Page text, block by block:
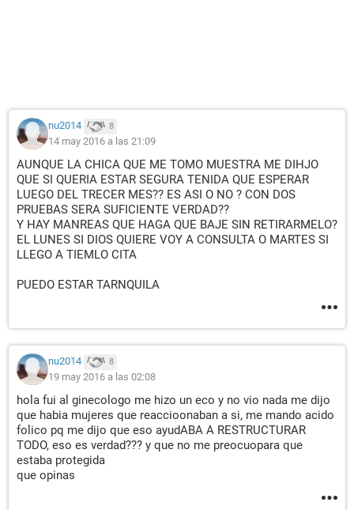
nu2014 8
14 may 2016 a las 21:09
AUNQUE LA CHICA QUE ME TOMO MUESTRA ME DIHJO
QUE SI QUERIA ESTAR SEGURA TENIDA QUE ESPERAR
LUEGO DEL TRECER MES?? ES ASI O NO ? CON DOS
PRUEBAS SERA SUFICIENTE VERDAD??
Y HAY MANREAS QUE HAGA QUE BAJE SIN RETIRARMELO?
EL LUNES SI DIOS QUIERE VOY A CONSULTA O MARTES SI
LLEGO A TIEMLO CITA
PUEDO ESTAR TARNQUILA
nu2014 8
19 may 2016 a las 02:08
hola fui al ginecologo me hizo un eco y no vio nada me dijo
que habia mujeres que reaccioonaban a si, me mando acido
folico pq me dijo que eso ayudABA A RESTRUCTURAR
TODO, eso es verdad??? y que no me preocuopara que
estaba protegida
que opinas